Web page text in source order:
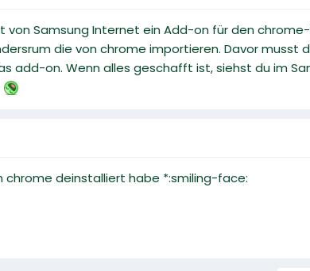
von Samsung Internet ein Add-on für den
die von chrome importieren. Davor musst
add-on. Wenn alles geschafft ist, siehst du im
chrome deinstalliert habe *:smiling-face: